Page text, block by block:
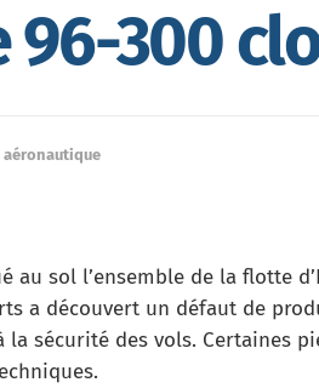
96-300
sol l’ensemble de la flotte
a découvert un défaut de
sécurité des vols. Certaines